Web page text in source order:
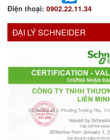
Điện thoại: 0902.22.11.34
ĐẠI LÝ SCHNEIDER